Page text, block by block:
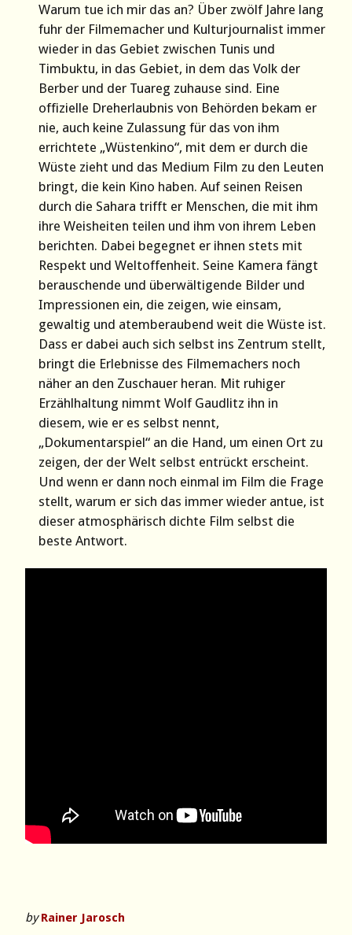
Warum tue ich mir das an? Über zwölf Jahre lang
fuhr der Filmemacher und Kulturjournalist immer
wieder in das Gebiet zwischen Tunis und
Timbuktu, in das Gebiet, in dem das Volk der
Berber und der Tuareg zuhause sind. Eine
offizielle Dreherlaubnis von Behörden bekam er
nie, auch keine Zulassung für das von ihm
errichtete „Wüstenkino“, mit dem er durch die
Wüste zieht und das Medium Film zu den Leuten
bringt, die kein Kino haben. Auf seinen Reisen
durch die Sahara trifft er Menschen, die mit ihm
ihre Weisheiten teilen und ihm von ihrem Leben
berichten. Dabei begegnet er ihnen stets mit
Respekt und Weltoffenheit. Seine Kamera fängt
berauschende und überwältigende Bilder und
Impressionen ein, die zeigen, wie einsam,
gewaltig und atemberaubend weit die Wüste ist.
Dass er dabei auch sich selbst ins Zentrum stellt,
bringt die Erlebnisse des Filmemachers noch
näher an den Zuschauer heran. Mit ruhiger
Erzählhaltung nimmt Wolf Gaudlitz ihn in
diesem, wie er es selbst nennt,
„Dokumentarspiel“ an die Hand, um einen Ort zu
zeigen, der der Welt selbst entrückt erscheint.
Und wenn er dann noch einmal im Film die Frage
stellt, warum er sich das immer wieder antue, ist
dieser atmosphärisch dichte Film selbst die
beste Antwort.
byRainer Jarosch